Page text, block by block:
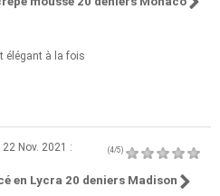
élégant à la fois
22 Nov. 2021 : (4/5)
en Lycra 20 deniers Madison